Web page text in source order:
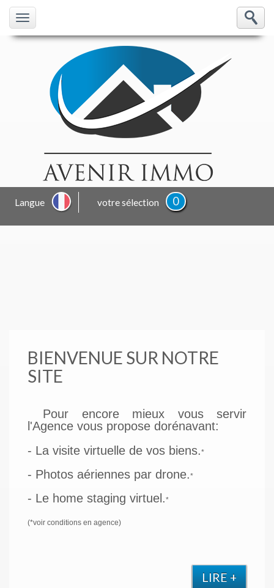
Langue votre sélection 0
BIENVENUE SUR NOTRE
SITE
Pour encore mieux vous servir
l'Agence vous propose dorénavant:
- La visite virtuelle de vos biens.*
- Photos aériennes par drone.*
- Le home staging virtuel.*
(*voir conditions en agence)
LIRE +
Toggle
navigation